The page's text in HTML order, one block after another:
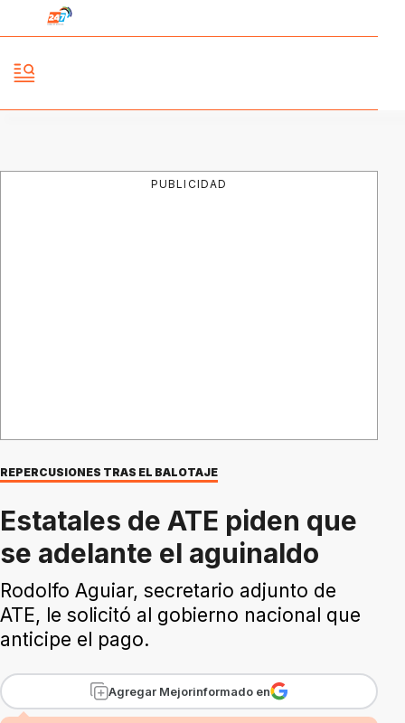
PUBLICIDAD
REPERCUSIONES TRAS EL BALOTAJE
Estatales de ATE piden que
se adelante el aguinaldo
Rodolfo Aguiar, secretario adjunto de
ATE, le solicitó al gobierno nacional que
anticipe el pago.
Agregar Mejorinformado en